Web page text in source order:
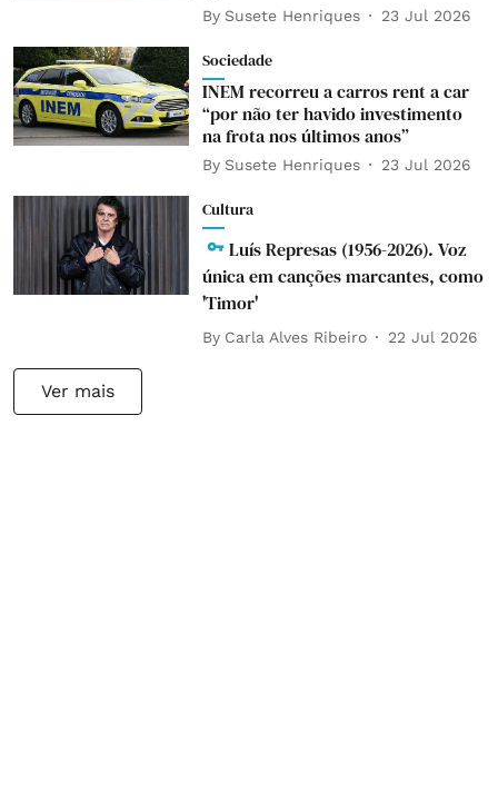
By Susete Henriques 23 Jul 2026
Sociedade
INEM recorreu a carros rent a car
“por não ter havido investimento
na frota nos últimos anos”
By Susete Henriques 23 Jul 2026
Cultura
Luís Represas (1956-2026). Voz
única em canções marcantes, como
'Timor'
By Carla Alves Ribeiro 22 Jul 2026
Ver mais